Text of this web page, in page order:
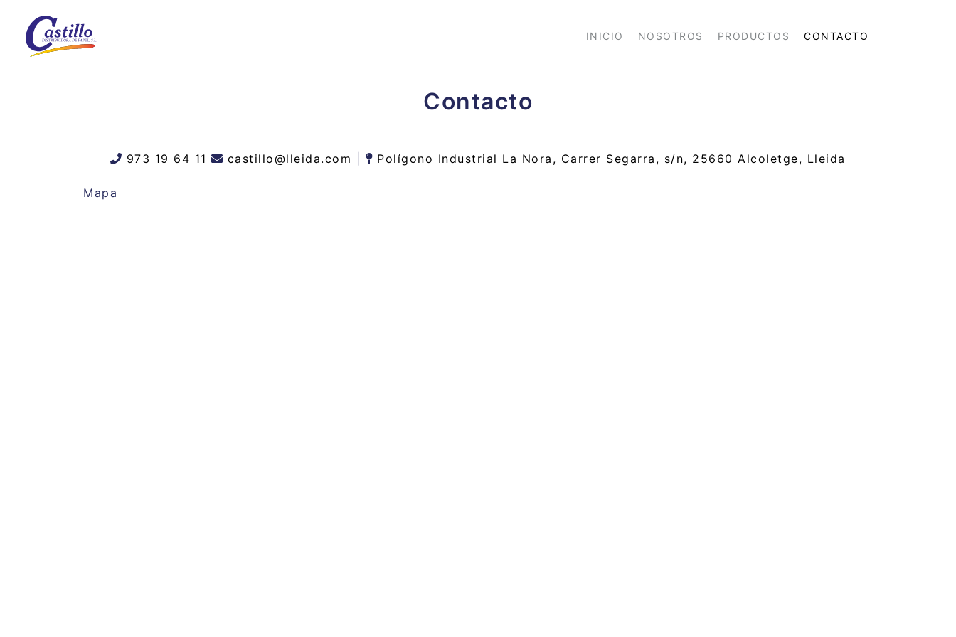
INICIO NOSOTROS PRODUCTOS CONTACTO
Contacto
973 19 64 11 castillo@lleida.com Polígono Industrial La Nora, Carrer Segarra, s/n, 25660 Alcoletge, Lleida
Mapa